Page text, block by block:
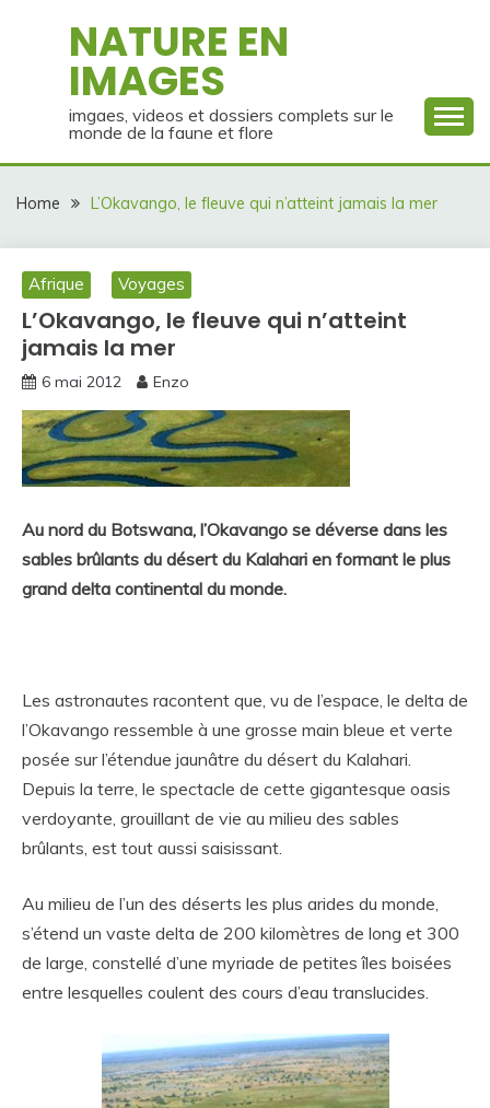
NATURE EN
IMAGES
imgaes, videos et dossiers complets sur le
monde de la faune et flore
Home L’Okavango, le fleuve qui n’atteint jamais la mer
Afrique Voyages
L’Okavango, le fleuve qui n’atteint
jamais la mer
6 mai 2012 Enzo
Au nord du Botswana, l’Okavango se déverse dans les
sables brûlants du désert du Kalahari en formant le plus
grand delta continental du monde.
Les astronautes racontent que, vu de l’espace, le delta de
l’Okavango ressemble à une grosse main bleue et verte
posée sur l’étendue jaunâtre du désert du Kalahari.
Depuis la terre, le spectacle de cette gigantesque oasis
verdoyante, grouillant de vie au milieu des sables
brûlants, est tout aussi saisissant.
Au milieu de l’un des déserts les plus arides du monde,
s’étend un vaste delta de 200 kilomètres de long et 300
de large, constellé d’une myriade de petites îles boisées
entre lesquelles coulent des cours d’eau translucides.